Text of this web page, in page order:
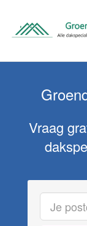
Vraag